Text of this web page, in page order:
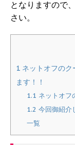
となりますので
さい。
1 ネットオフの
ます！！
1.1 ネットオフ
1.2 今回御紹介
一覧